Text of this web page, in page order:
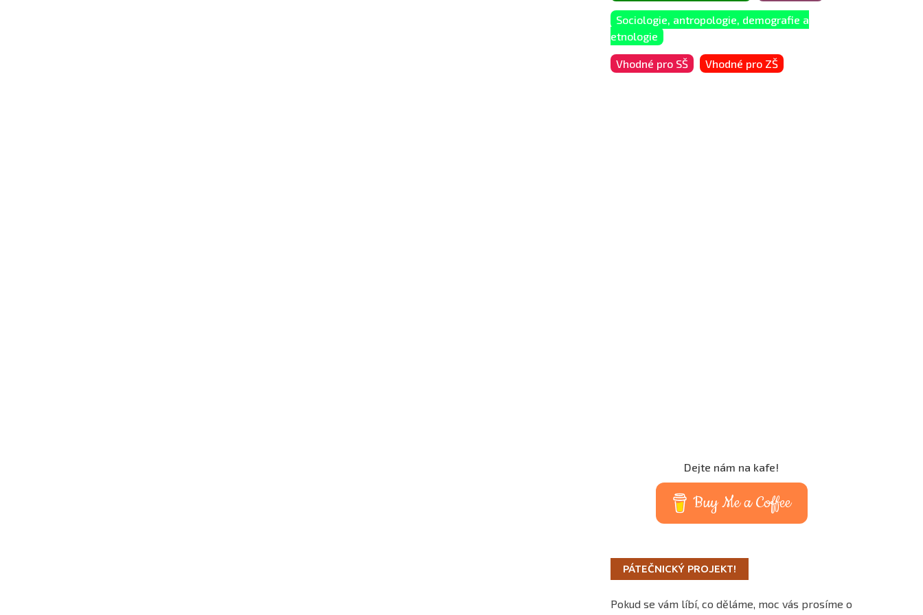
Sociologie, antropologie, demografie a
etnologie
Vhodné pro SŠ Vhodné pro ZŠ
Dejte nám na kafe!
Buy Me a Coffee
PÁTEČNICKÝ PROJEKT!
Pokud se vám líbí, co děláme, moc vás prosíme o